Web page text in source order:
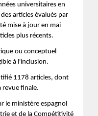
universitaires en
articles évalués par
mise à jour en mai
plus récents.
ou conceptuel
à l'inclusion.
1178 articles, dont
revue finale.
le ministère espagnol
et de la Compétitivité